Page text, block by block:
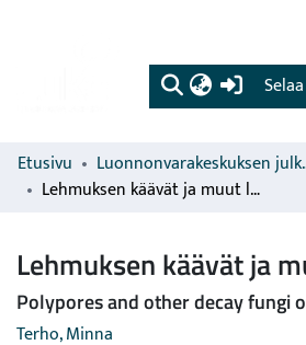
Etusivu
Lehmuksen käävät ja muut lahottajat
Lehmuksen käävät ja
Polypores and other decay fungi
Terho, Minna